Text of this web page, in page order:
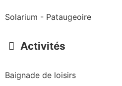
Solarium - Pataugeoire
Activités
Baignade de loisirs